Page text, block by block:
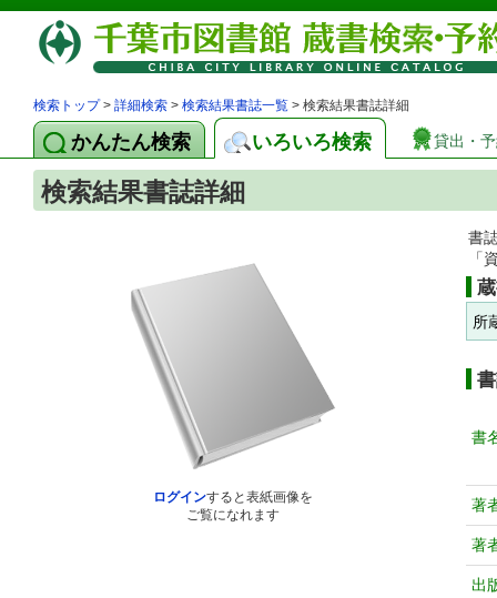
検索トップ> 詳細検索 > 検索結果書誌一覧 > 検索結果書誌詳細
かんたん検索 いろいろ検索 貸出・
検索結果書誌詳細
ログインすると表紙画像を
ご覧になれます
書
「
所
書
著
著
出